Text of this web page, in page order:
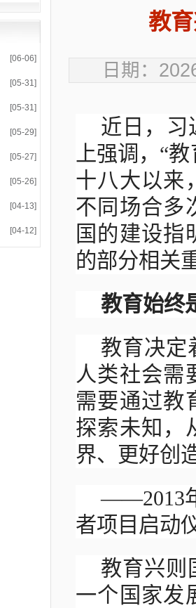
[06-06]
[05-31]
[05-31]
[05-29]
[05-27]
[05-26]
[04-13]
[04-12]
教
日期：
近日，习
上强调，“
十八大以来
不同场合多
国的建设指
的部分相关
教育始终
教育决定
人类社会需
需要通过教
探索未知，
界、更好创
——2013
者项目启动
教育兴则
一个国家发